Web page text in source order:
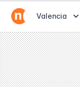
Abrir
Valencia